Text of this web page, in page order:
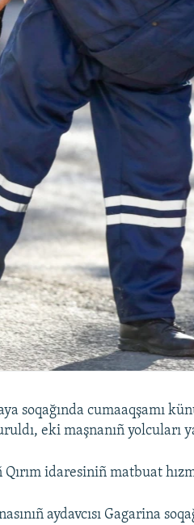
soqağında cumaaqşamı
eki maşnanıñ yolcuları
Qırım idaresiniñ matbuat
aydavcısı Gagarina